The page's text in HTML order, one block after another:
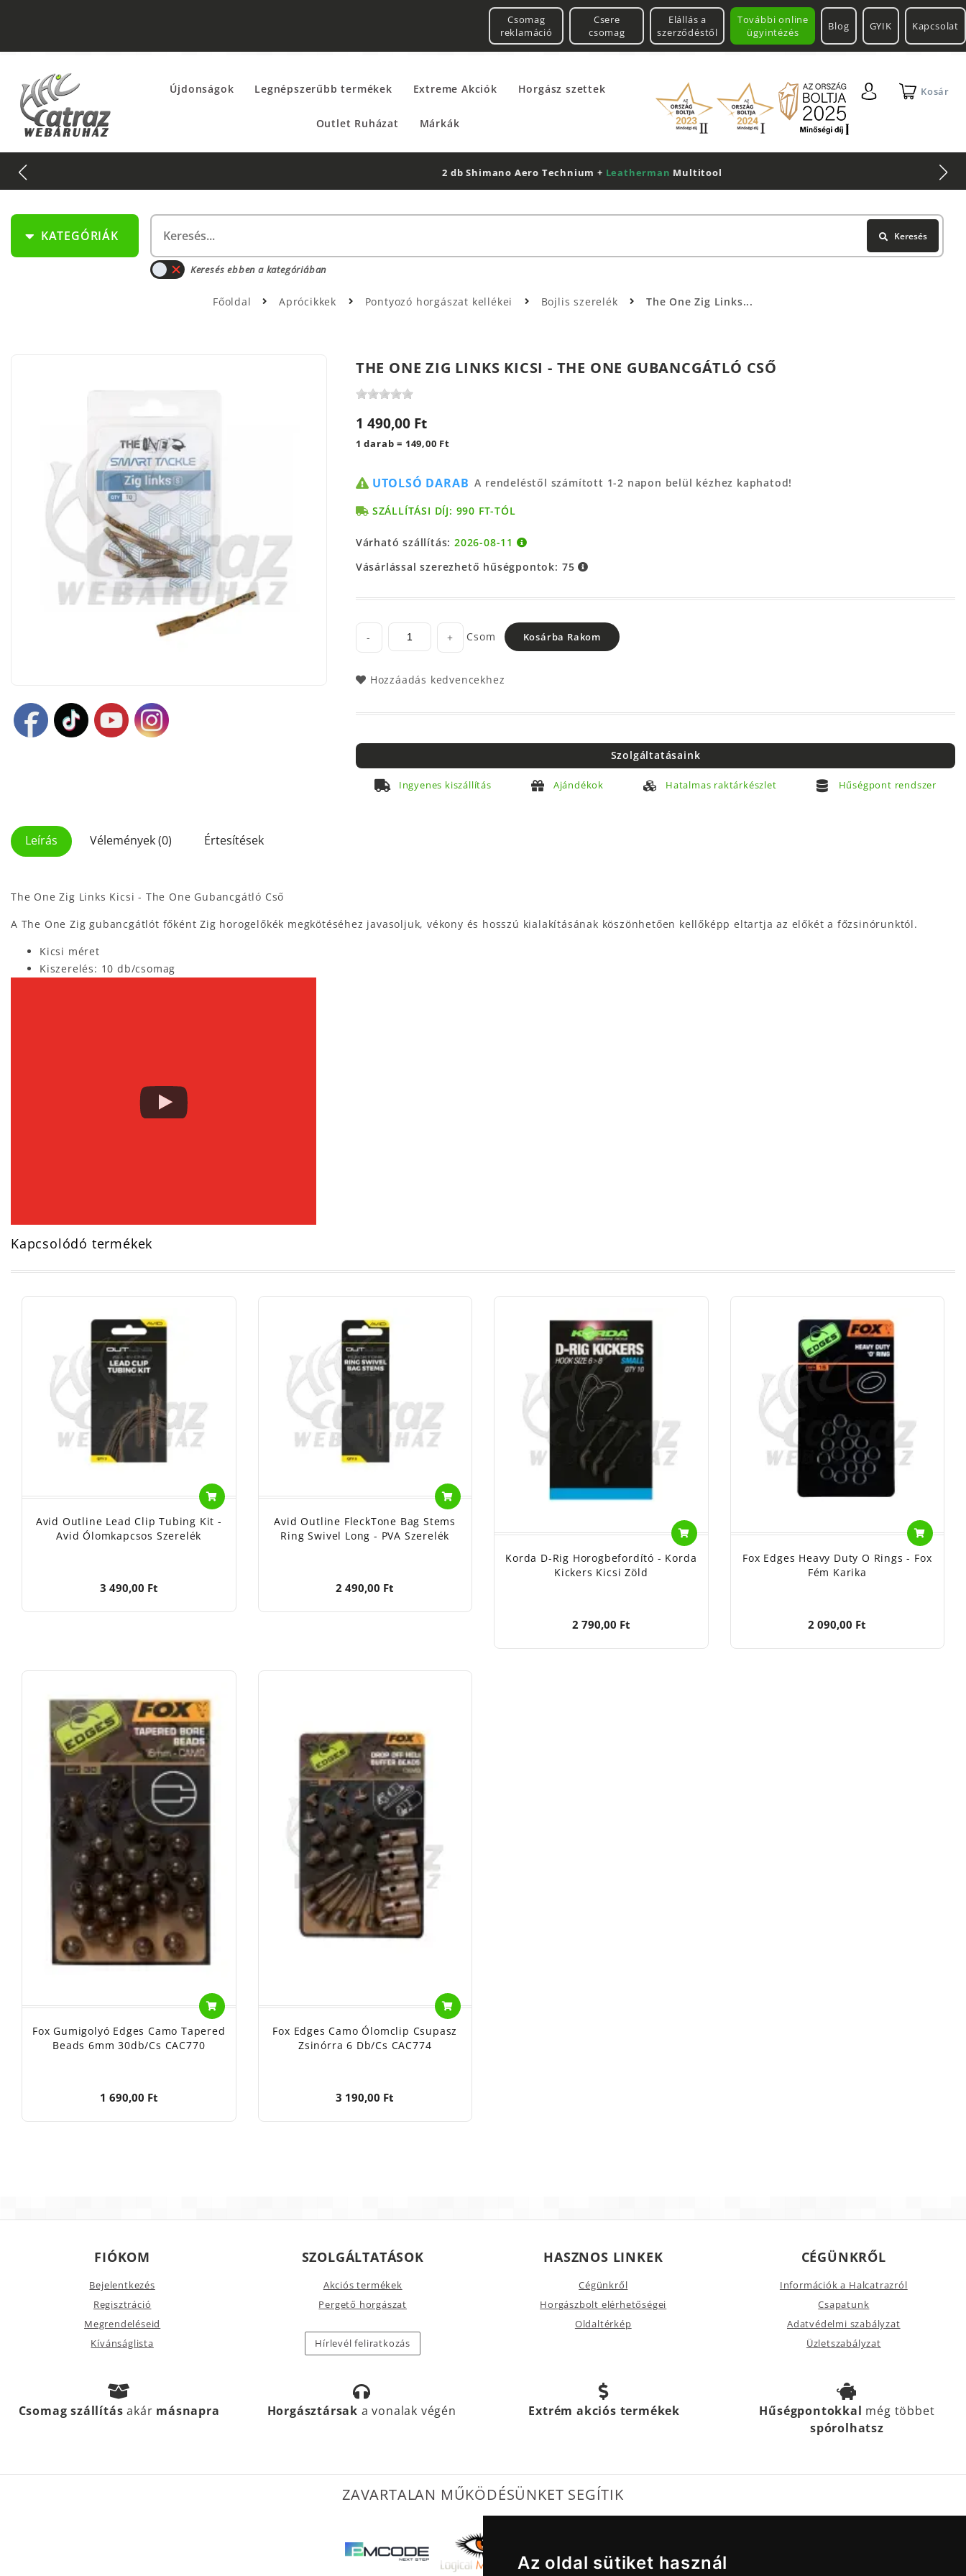
Az oldal sütiket használ
További online
ügyintézés
Csomag
reklamáció
Csere
csomag
Elállás a
szerződéstől
Blog GYIK Kapcsolat
Újdonságok Legnépszerűbb termékek Extreme Akciók Horgász szettek
Outlet Ruházat Márkák
Kosár
2 db Shimano Aero Technium +LeathermanMultitool
KATEGÓRIÁK Keresés
Keresés ebben a kategóriában
Főoldal Aprócikkek Pontyozó horgászat kellékei Bojlis szerelék The One Zig Links...
THE ONE ZIG LINKS KICSI - THE ONE GUBANCGÁTLÓ CSŐ
1 490,00 Ft
1 darab = 149,00 Ft
UTOLSÓ DARAB A rendeléstől számított 1-2 napon belül kézhez kaphatod!
SZÁLLÍTÁSI DÍJ: 990 FT-TÓL
Várható szállítás:2026-08-11
Vásárlással szerezhető hűségpontok: 75
- + Csom Kosárba Rakom
Hozzáadás kedvencekhez
Szolgáltatásaink
Ingyenes kiszállítás Ajándékok Hatalmas raktárkészlet Hűségpont rendszer
Leírás Vélemények (0) Értesítések
The One Zig Links Kicsi - The One Gubancgátló Cső
A The One Zig gubancgátlót főként Zig horogelőkék megkötéséhez javasoljuk, vékony és hosszú kialakításának köszönhetően kellőképp eltartja az előkét a főzsinórunktól.
Kicsi méret
Kiszerelés: 10 db/csomag
Kapcsolódó termékek
Avid Outline Lead Clip Tubing Kit -
Avid Ólomkapcsos Szerelék
3 490,00 Ft
Avid Outline FleckTone Bag Stems
Ring Swivel Long - PVA Szerelék
2 490,00 Ft
Korda D-Rig Horogbefordító - Korda
Kickers Kicsi Zöld
2 790,00 Ft
Fox Edges Heavy Duty O Rings - Fox
Fém Karika
2 090,00 Ft
Fox Gumigolyó Edges Camo Tapered
Beads 6mm 30db/cs CAC770
1 690,00 Ft
Fox Edges Camo Ólomclip Csupasz
Zsinórra 6 Db/cs CAC774
3 190,00 Ft
FIÓKOM
Bejelentkezés
Regisztráció
Megrendeléseid
Kívánságlista
SZOLGÁLTATÁSOK
Akciós termékek
Pergető horgászat
Hírlevél feliratkozás
HASZNOS LINKEK
Cégünkről
Horgászbolt elérhetőségei
Oldaltérkép
CÉGÜNKRŐL
Információk a Halcatrazról
Csapatunk
Adatvédelmi szabályzat
Üzletszabályzat
Csomag szállításakár másnapra Horgásztársak a vonalak végén Extrém akciós termékek Hűségpontokkal még többet
spórolhatsz
ZAVARTALAN MŰKÖDÉSÜNKET SEGÍTIK